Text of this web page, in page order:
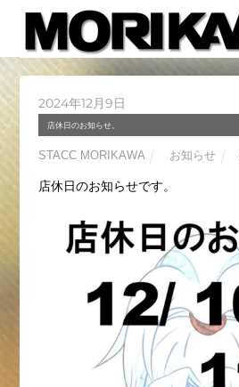
TwitterFacebook
YouTube
2024年12月9日
店休日のお知らせ。
STACC MORIKAWA お知らせ
店休日のお知らせです。